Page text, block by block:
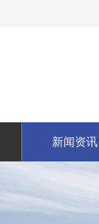
新闻资讯